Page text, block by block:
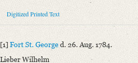
Place of Dispatch: Fort St. George
Place of Destination: Hannover
Notations: Empfangsort erschlossen.
Digitized Printed Text
[1]Fort St. Georged. 26. Aug. 1784.
Lieber Wilhelm